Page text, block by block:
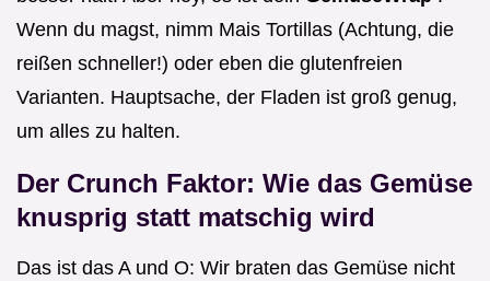
Wenn du magst, nimm Mais Tortillas (Achtung, die
reißen schneller!) oder eben die glutenfreien
Varianten. Hauptsache, der Fladen ist groß genug,
um alles zu halten.
Der Crunch Faktor: Wie das Gemüse
knusprig statt matschig wird
Das ist das A und O: Wir braten das Gemüse nicht